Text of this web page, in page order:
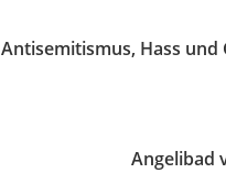
Antisemitismus, Hass und
Angelibad